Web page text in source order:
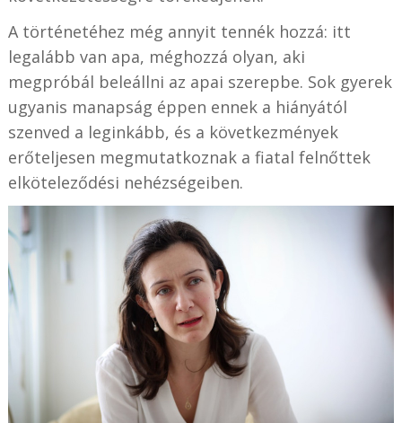
A történetéhez még annyit tennék hozzá: itt
legalább van apa, méghozzá olyan, aki
megpróbál beleállni az apai szerepbe. Sok gyerek
ugyanis manapság éppen ennek a hiányától
szenved a leginkább, és a következmények
erőteljesen megmutatkoznak a fiatal felnőttek
elköteleződési nehézségeiben.